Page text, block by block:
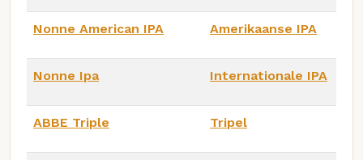
Nonne American IPA Amerikaanse IPA
Nonne Ipa Internationale IPA
ABBE Triple Tripel